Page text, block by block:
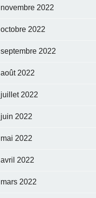
novembre 2022
octobre 2022
septembre 2022
août 2022
juillet 2022
juin 2022
mai 2022
avril 2022
mars 2022